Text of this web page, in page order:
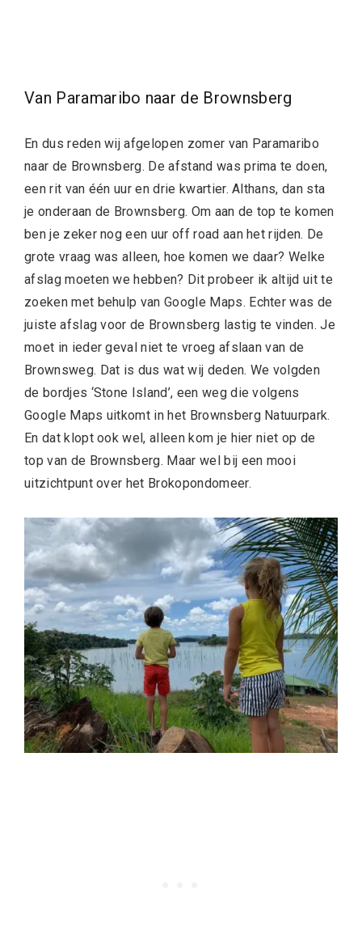
Van Paramaribo naar de Brownsberg
En dus reden wij afgelopen zomer van Paramaribo
naar de Brownsberg. De afstand was prima te doen,
een rit van één uur en drie kwartier. Althans, dan sta
je onderaan de Brownsberg. Om aan de top te komen
ben je zeker nog een uur off road aan het rijden. De
grote vraag was alleen, hoe komen we daar? Welke
afslag moeten we hebben? Dit probeer ik altijd uit te
zoeken met behulp van Google Maps. Echter was de
juiste afslag voor de Brownsberg lastig te vinden. Je
moet in ieder geval niet te vroeg afslaan van de
Brownsweg. Dat is dus wat wij deden. We volgden
de bordjes ‘Stone Island’, een weg die volgens
Google Maps uitkomt in het Brownsberg Natuurpark.
En dat klopt ook wel, alleen kom je hier niet op de
top van de Brownsberg. Maar wel bij een mooi
uitzichtpunt over het Brokopondomeer.